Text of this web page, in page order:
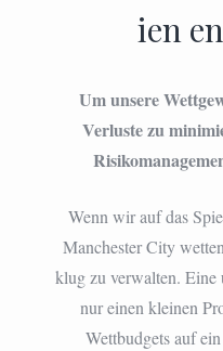
ien
Um unsere
Verluste zu
Wenn wir auf das
Manchester City
klug zu verwalten. Eine
nur einen kleinen
Wettbudgets auf